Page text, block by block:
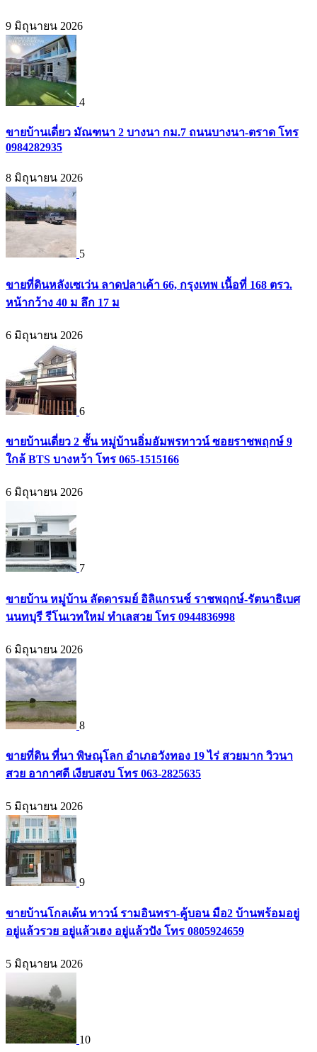
9 มิถุนายน 2026
4
ขายบ้านเดี่ยว มัณฑนา 2 บางนา กม.7 ถนนบางนา-ตราด โทร
0984282935
8 มิถุนายน 2026
5
ขายที่ดินหลังเซเว่น ลาดปลาเค้า 66, กรุงเทพ เนื้อที่ 168 ตรว.
หน้ากว้าง 40 ม ลึก 17 ม
6 มิถุนายน 2026
6
ขายบ้านเดี่ยว 2 ชั้น หมู่บ้านอิ่มอัมพรทาวน์ ซอยราชพฤกษ์ 9
ใกล้ BTS บางหว้า โทร 065-1515166
6 มิถุนายน 2026
7
ขายบ้าน หมู่บ้าน ลัดดารมย์ อิลิแกรนช์ ราชพฤกษ์-รัตนาธิเบศ
นนทบุรี รีโนเวทใหม่ ทำเลสวย โทร 0944836998
6 มิถุนายน 2026
8
ขายที่ดิน ที่นา พิษณุโลก อำเภอวังทอง 19 ไร่ สวยมาก วิวนา
สวย อากาศดี เงียบสงบ โทร 063-2825635
5 มิถุนายน 2026
9
ขายบ้านโกลเด้น ทาวน์ รามอินทรา-คู้บอน มือ2 บ้านพร้อมอยู่
อยู่แล้วรวย อยู่แล้วเฮง อยู่แล้วปัง โทร 0805924659
5 มิถุนายน 2026
10